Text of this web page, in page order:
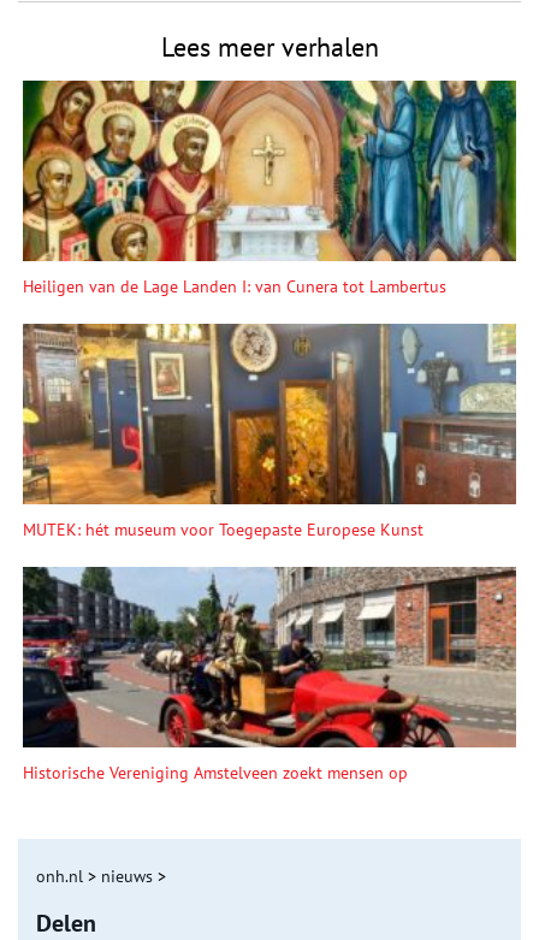
Lees meer verhalen
Heiligen van de Lage Landen I: van Cunera tot Lambertus
MUTEK: hét museum voor Toegepaste Europese Kunst
Historische Vereniging Amstelveen zoekt mensen op
onh.nl > nieuws >
Delen